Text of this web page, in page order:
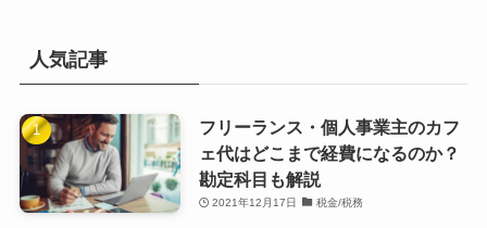
人気記事
フリーランス・個人事業主のカフ
ェ代はどこまで経費になるのか？
勘定科目も解説
2021年12月17日 税金/税務